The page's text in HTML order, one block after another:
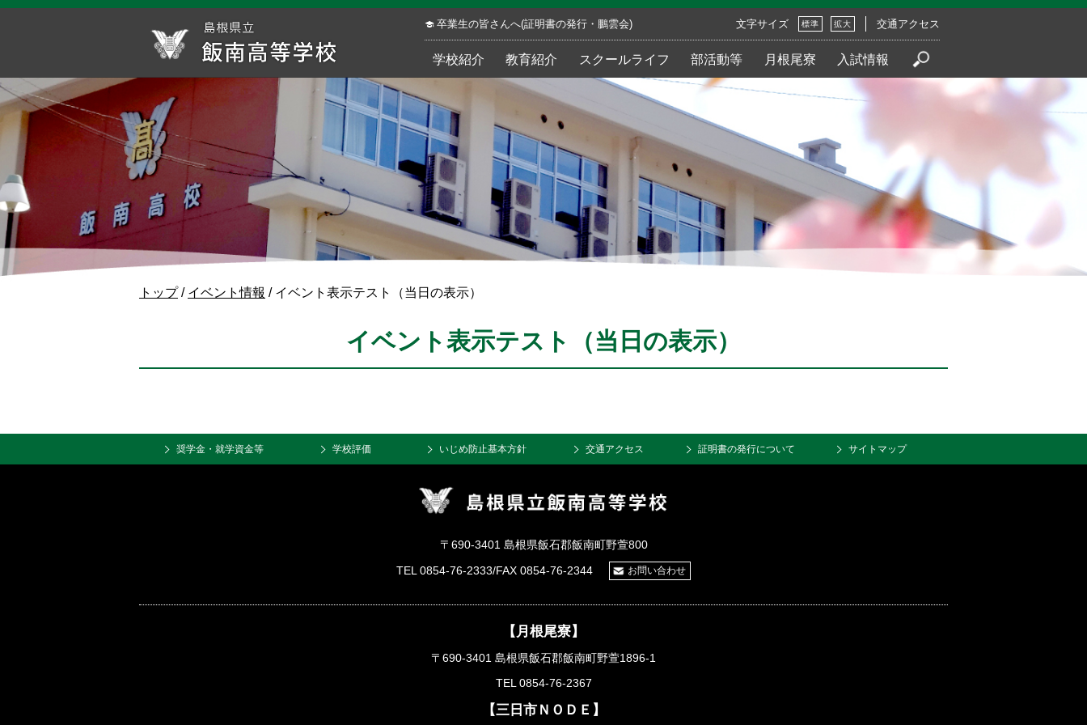
このページの本文へ
卒業生の皆さんへ(証明書の発行・鵬雲会) 文字サイズ 標準 拡大 交通アクセス
学校紹介 教育紹介 スクールライフ 部活動等 月根尾寮 入試情報
現
置：
トップ/ イベント情報 / イベント表示テスト（当日の表示）
イベント表示テスト（当日の表示）
奨学金・就学資金等 学校評価 いじめ防止基本方針 交通アクセス 証明書の発行について サイトマップ
〒690-3401 島根県飯石郡飯南町野萱800
TEL 0854-76-2333/FAX 0854-76-2344
お問い合わせ
【月根尾寮】
〒690-3401 島根県飯石郡飯南町野萱1896-1
TEL 0854-76-2367
【三日市ＮＯＤＥ】